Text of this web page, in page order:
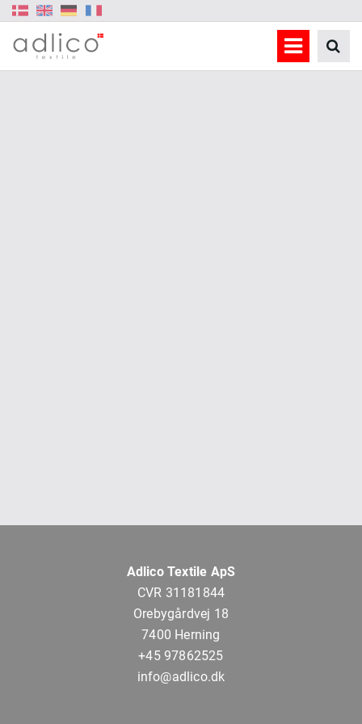
Adlico Textile ApS
CVR 31181844
Orebygårdvej 18
7400 Herning
+45 97862525
info@adlico.dk